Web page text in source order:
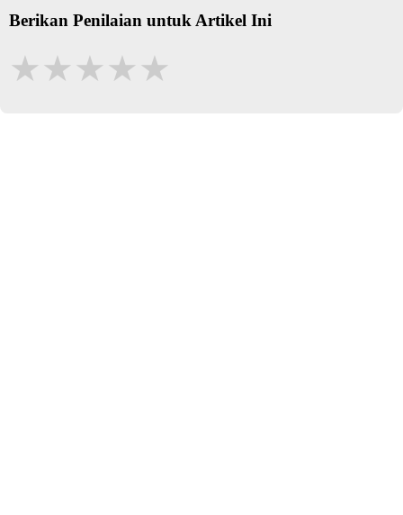
Berikan Penilaian untuk Artikel Ini
★★★★★